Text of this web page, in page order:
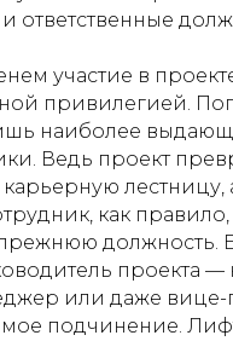
ответственные
участие в
привилегией.
наиболее
Ведь проект
лестницу,
как
должность.
проекта
или даже вице-
подчинение.